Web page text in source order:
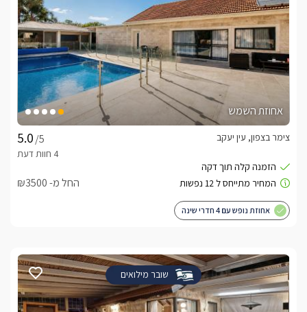
אחוזת השמש
/5
צימר בצפון, עין יעקב
החל מ- ₪3500
אחוזת נופש עם 4 חדרי שינה
שובר מילואים